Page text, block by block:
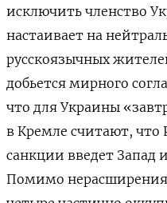
исключить членство
настаивает на
русскоязычных
добьется мирного
что для Украины
в Кремле считают, что
санкции введет Запад
Помимо нерасширения